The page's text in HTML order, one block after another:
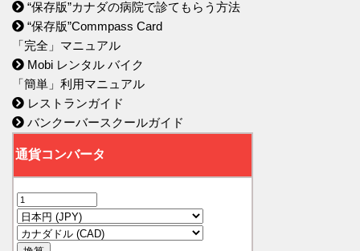
“保存版”カナダの病院で診てもらう方法
“保存版”Commpass Card
「完全」マニュアル
Mobi レンタル バイク
「簡単」利用マニュアル
レストランガイド
バンクーバースクールガイド